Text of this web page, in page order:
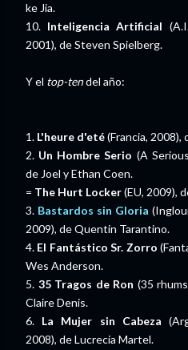
ke Jia.
10. Inteligencia Artificial
2001), de Steven Spielberg.
Y el top-tendel año:
1. L'heure d'eté(Francia, 2008),
2. Un Hombre Serio (A
de Joel y Ethan Coen.
= The Hurt Locker(EU, 2009),
3. Bastardos sin Gloria
2009), de Quentin Tarantino.
4. El Fantástico Sr. Zorro
Wes Anderson.
5. 35 Tragos de Ron (35
Claire Denis.
6. La Mujer sin Cabeza
2008), de Lucrecia Martel.